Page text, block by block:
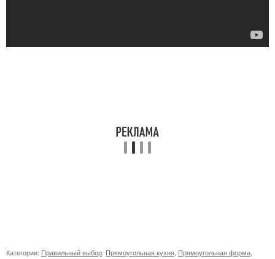
Категории: Правильный выбор Прямоугольная кухня Прямоугольная форма